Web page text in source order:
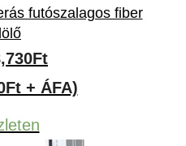
futószalagos fiber
Ft
+ ÁFA)